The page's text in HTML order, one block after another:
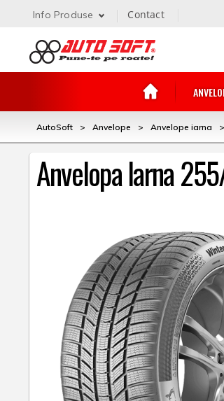
Info Produse Contact
AutoSoft > Anvelope > Anvelope iarna >
Anvelopa Iarna